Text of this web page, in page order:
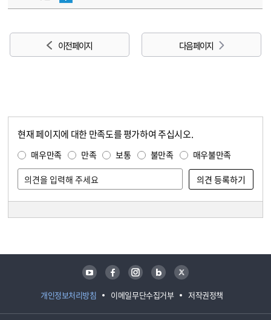
이전 페이지 다음 페이지
현재 페이지에 대한 만족도를 평가하여 주십시오.
매우만족 만족 보통 불만족 매우불만족
개인정보처리방침 이메일무단수집거부 저작권정책
유튜브 페이스북 인스타그램 블로그 트위터